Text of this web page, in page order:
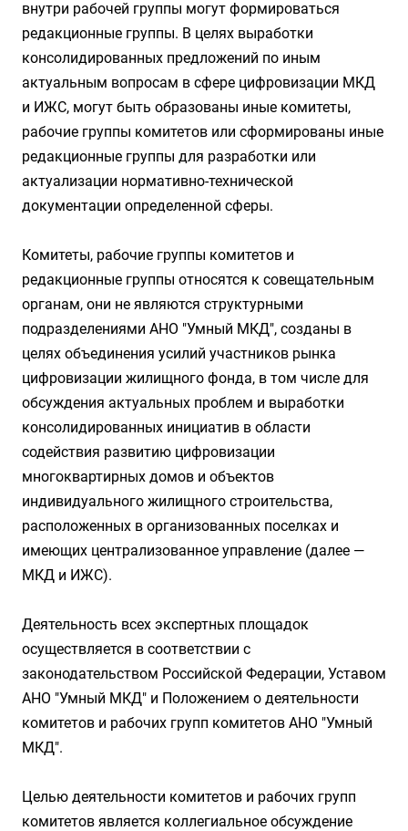
внутри рабочей группы могут формироваться
редакционные группы. В целях выработки
консолидированных предложений по иным
актуальным вопросам в сфере цифровизации МКД
и ИЖС, могут быть образованы иные комитеты,
рабочие группы комитетов или сформированы иные
редакционные группы для разработки или
актуализации нормативно-технической
документации определенной сферы.
Комитеты, рабочие группы комитетов и
редакционные группы относятся к совещательным
органам, они не являются структурными
подразделениями АНО "Умный МКД", созданы в
целях объединения усилий участников рынка
цифровизации жилищного фонда, в том числе для
обсуждения актуальных проблем и выработки
консолидированных инициатив в области
содействия развитию цифровизации
многоквартирных домов и объектов
индивидуального жилищного строительства,
расположенных в организованных поселках и
имеющих централизованное управление (далее —
МКД и ИЖС).
Деятельность всех экспертных площадок
осуществляется в соответствии с
законодательством Российской Федерации, Уставом
АНО "Умный МКД" и Положением о деятельности
комитетов и рабочих групп комитетов АНО "Умный
МКД".
Целью деятельности комитетов и рабочих групп
комитетов является коллегиальное обсуждение